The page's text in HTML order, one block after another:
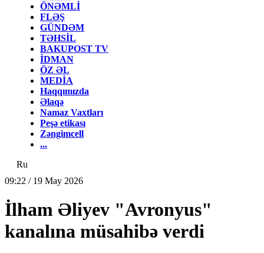
ÖNƏMLİ
FLƏŞ
GÜNDƏM
TƏHSİL
BAKUPOST TV
İDMAN
ÖZ ƏL
MEDİA
Haqqımızda
Əlaqə
Namaz Vaxtları
Peşə etikası
Zəngimcell
...
Ru
09:22 / 19 May 2026
İlham Əliyev "Avronyus"
kanalına müsahibə verdi